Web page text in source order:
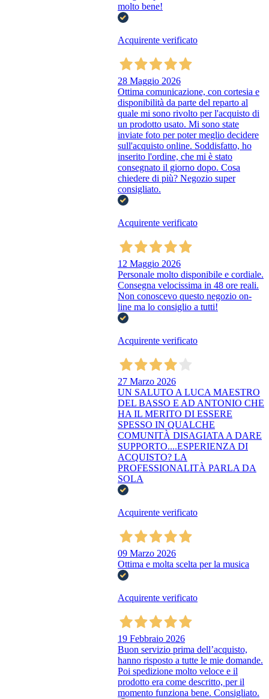
molto bene!
Acquirente verificato
28 Maggio 2026
Ottima comunicazione, con cortesia e
disponibilità da parte del reparto al
quale mi sono rivolto per l'acquisto di
un prodotto usato. Mi sono state
inviate foto per poter meglio decidere
sull'acquisto online. Soddisfatto, ho
inserito l'ordine, che mi è stato
consegnato il giorno dopo. Cosa
chiedere di più? Negozio super
consigliato.
Acquirente verificato
12 Maggio 2026
Personale molto disponibile e cordiale.
Consegna velocissima in 48 ore reali.
Non conoscevo questo negozio on-
line ma lo consiglio a tutti!
Acquirente verificato
27 Marzo 2026
UN SALUTO A LUCA MAESTRO
DEL BASSO E AD ANTONIO CHE
HA IL MERITO DI ESSERE
SPESSO IN QUALCHE
COMUNITÀ DISAGIATA A DARE
SUPPORTO....ESPERIENZA DI
ACQUISTO? LA
PROFESSIONALITÀ PARLA DA
SOLA
Acquirente verificato
09 Marzo 2026
Ottima e molta scelta per la musica
Acquirente verificato
19 Febbraio 2026
Buon servizio prima dell’acquisto,
hanno risposto a tutte le mie domande.
Poi spedizione molto veloce e il
prodotto era come descritto, per il
momento funziona bene. Consigliato.